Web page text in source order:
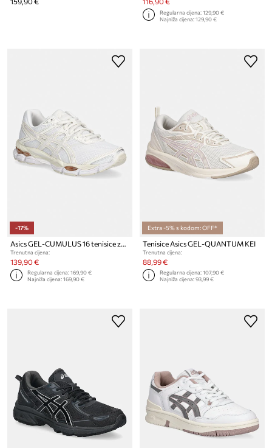
Regularna cijena:129,90 €
Najniža cijena:129,90 €
-17%
Asics GEL-CUMULUS 16 tenisice za žene
Trenutna cijena:
139,90 €
Regularna cijena:169,90 €
Najniža cijena:169,90 €
Extra -5% s kodom: OFF*
Tenisice Asics GEL-QUANTUM KEI
Trenutna cijena:
88,99 €
Regularna cijena:107,90 €
Najniža cijena:93,99 €